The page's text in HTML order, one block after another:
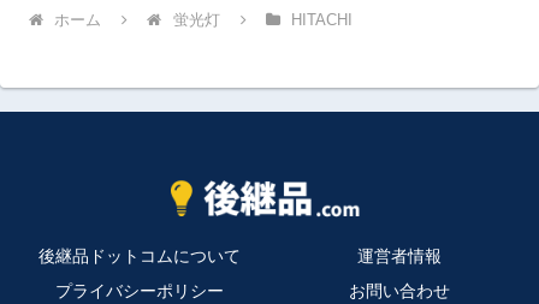
ホーム 蛍光灯 HITACHI
後継品ドットコムについて
運営者情報
プライバシーポリシー
お問い合わせ